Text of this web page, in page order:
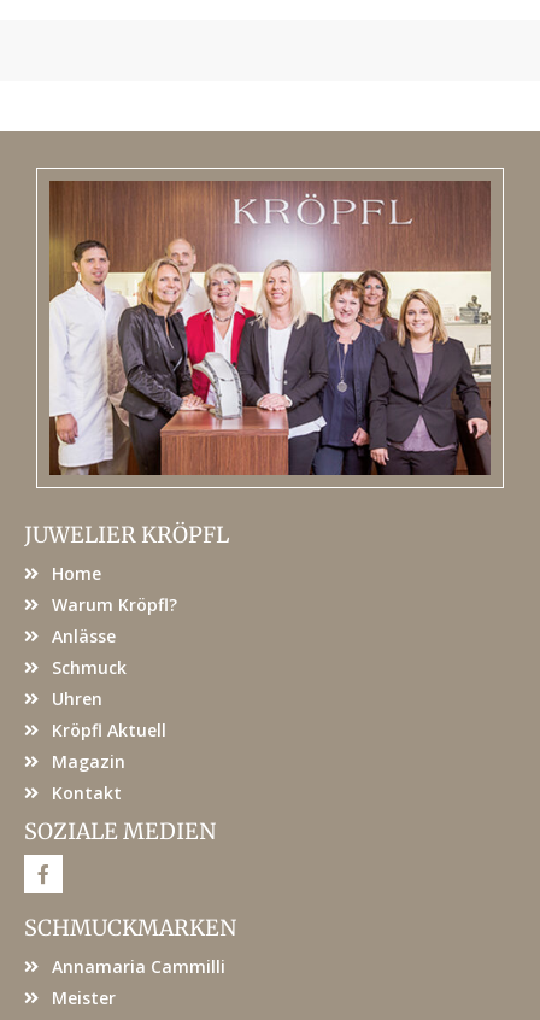
JUWELIER KRÖPFL
Home
Warum Kröpfl?
Anlässe
Schmuck
Uhren
Kröpfl Aktuell
Magazin
Kontakt
SOZIALE MEDIEN
F
a
e
b
o
SCHMUCKMARKEN
Annamaria Cammilli
Meister